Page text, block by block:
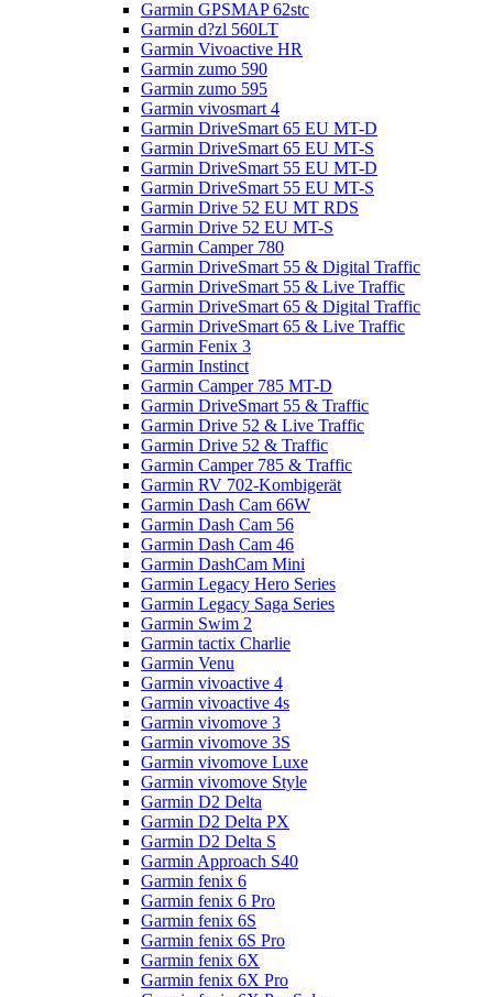
Garmin GPSMAP 62stc
Garmin d?zl 560LT
Garmin Vivoactive HR
Garmin zumo 590
Garmin zumo 595
Garmin vivosmart 4
Garmin DriveSmart 65 EU MT-D
Garmin DriveSmart 65 EU MT-S
Garmin DriveSmart 55 EU MT-D
Garmin DriveSmart 55 EU MT-S
Garmin Drive 52 EU MT RDS
Garmin Drive 52 EU MT-S
Garmin Camper 780
Garmin DriveSmart 55 & Digital Traffic
Garmin DriveSmart 55 & Live Traffic
Garmin DriveSmart 65 & Digital Traffic
Garmin DriveSmart 65 & Live Traffic
Garmin Fenix 3
Garmin Instinct
Garmin Camper 785 MT-D
Garmin DriveSmart 55 & Traffic
Garmin Drive 52 & Live Traffic
Garmin Drive 52 & Traffic
Garmin Camper 785 & Traffic
Garmin RV 702-Kombigerät
Garmin Dash Cam 66W
Garmin Dash Cam 56
Garmin Dash Cam 46
Garmin DashCam Mini
Garmin Legacy Hero Series
Garmin Legacy Saga Series
Garmin Swim 2
Garmin tactix Charlie
Garmin Venu
Garmin vivoactive 4
Garmin vivoactive 4s
Garmin vivomove 3
Garmin vivomove 3S
Garmin vivomove Luxe
Garmin vivomove Style
Garmin D2 Delta
Garmin D2 Delta PX
Garmin D2 Delta S
Garmin Approach S40
Garmin fenix 6
Garmin fenix 6 Pro
Garmin fenix 6S
Garmin fenix 6S Pro
Garmin fenix 6X
Garmin fenix 6X Pro